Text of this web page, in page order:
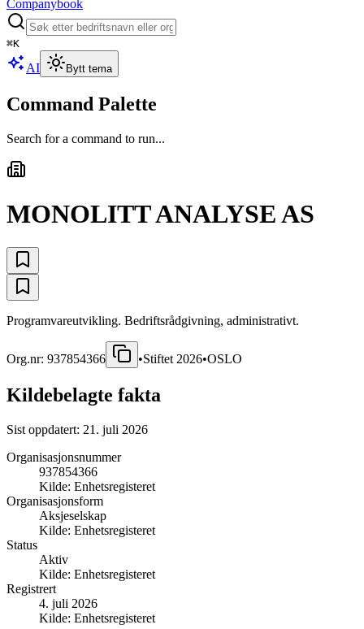
Companybook
⌘K
AI Bytt tema
Command Palette
Search for a command to run...
MONOLITT ANALYSE AS
Programvareutvikling. Bedriftsrådgivning, administrativt.
Org.nr: 937854366 •Stiftet 2026•OSLO
Kildebelagte fakta
Sist oppdatert: 21. juli 2026
Organisasjonsnummer
937854366
Kilde: Enhetsregisteret
Organisasjonsform
Aksjeselskap
Kilde: Enhetsregisteret
Status
Aktiv
Kilde: Enhetsregisteret
Registrert
4. juli 2026
Kilde: Enhetsregisteret